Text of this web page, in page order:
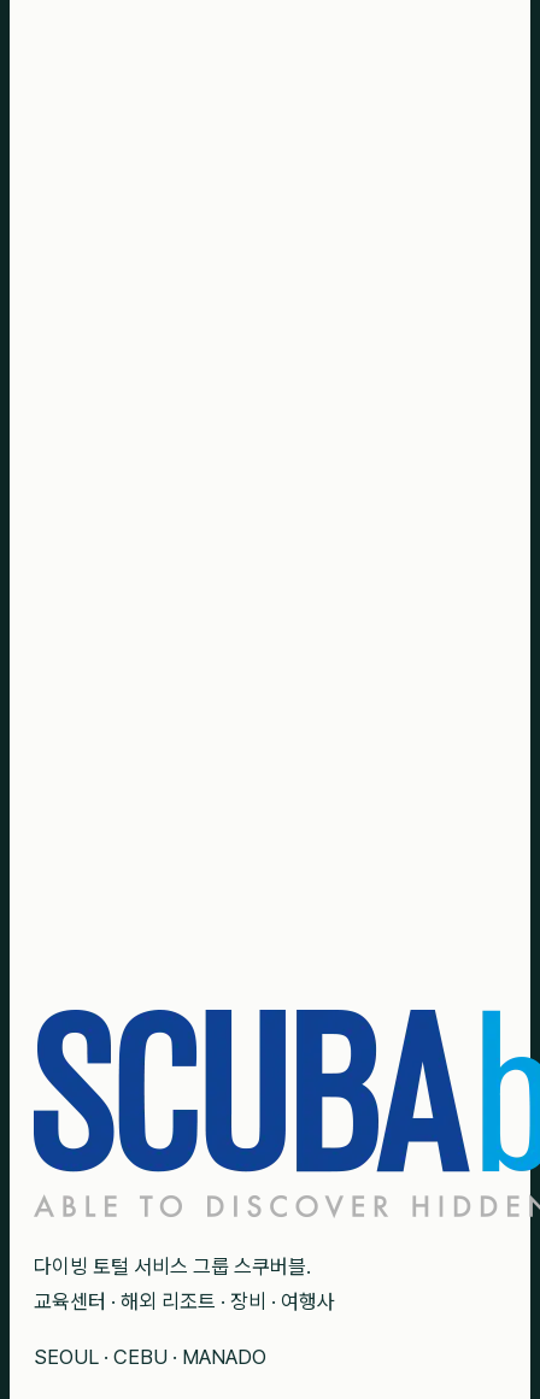
다이빙 토털 서비스 그룹 스쿠버블.
교육센터 · 해외 리조트 · 장비 · 여행사
SEOUL · CEBU · MANADO